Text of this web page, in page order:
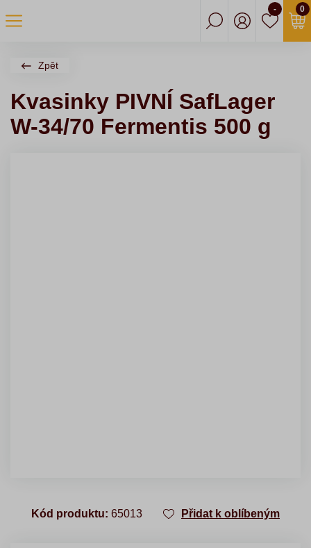
- 0
Zpět
Kvasinky PIVNÍ SafLager
W-34/70 Fermentis 500 g
Kód produktu: 65013 Přidat k oblíbeným